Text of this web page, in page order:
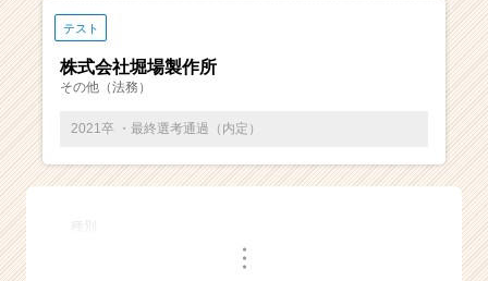
ベ
チ
ー・
成
テスト
株式会社堀場製作所
その他（法務）
2021卒 ・最終選考通過（内定）
・・・